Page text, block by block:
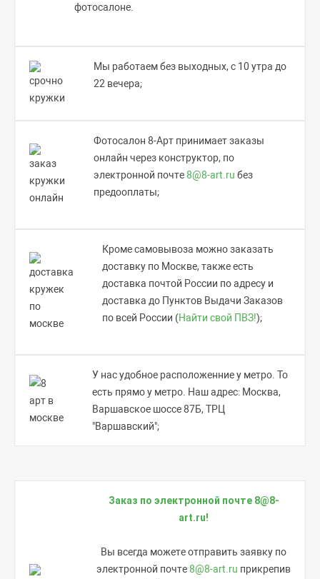
фотосалоне.
Мы работаем без выходных, с 10 утра до
22 вечера;
Фотосалон 8-Арт принимает заказы
онлайн через конструктор, по
электронной почте8@8-art.ru без
предооплаты;
Кроме самовывоза можно заказать
доставку по Москве, также есть
доставка почтой России по адресу и
доставка до Пунктов Выдачи Заказов
по всей России (Найти свой ПВЗ!);
У нас удобное расположенние у метро. То
есть прямо у метро. Наш адрес: Москва,
Варшавское шоссе 87Б, ТРЦ
"Варшавский";
Заказ по электронной почте 8@8-
art.ru!
Вы всегда можете отправить заявку по
электронной почте8@8-art.ru прикрепив